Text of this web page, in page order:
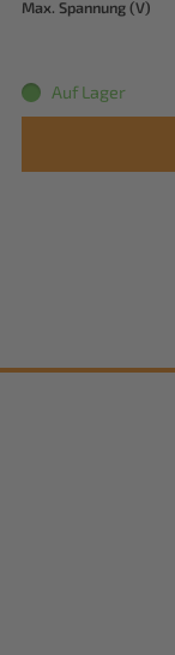
Max. Spannung (V)
Auf Lager